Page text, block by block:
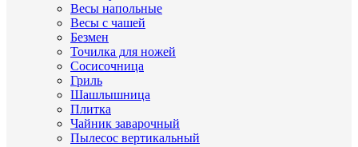
Весы напольные
Весы с чашей
Безмен
Точилка для ножей
Сосисочница
Гриль
Шашлышница
Плитка
Чайник заварочный
Пылесос вертикальный